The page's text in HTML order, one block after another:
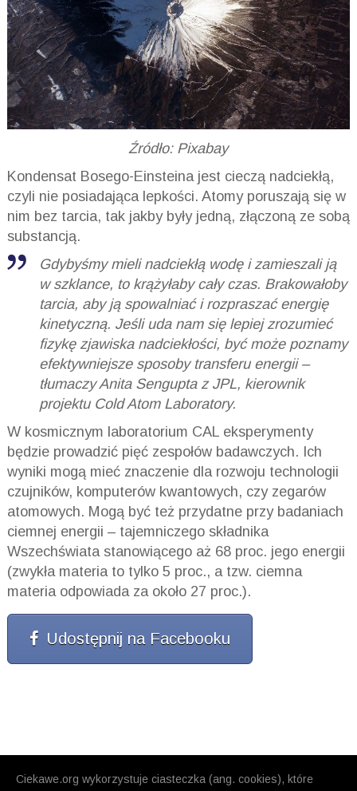
Ciekawe.org wykorzystuje ciasteczka (ang. cookies), które
Źródło: Pixabay
Kondensat Bosego-Einsteina jest cieczą nadciekłą,
czyli nie posiadająca lepkości. Atomy poruszają się w
nim bez tarcia, tak jakby były jedną, złączoną ze sobą
substancją.
Gdybyśmy mieli nadciekłą wodę i zamieszali ją
w szklance, to krążyłaby cały czas. Brakowałoby
tarcia, aby ją spowalniać i rozpraszać energię
kinetyczną. Jeśli uda nam się lepiej zrozumieć
fizykę zjawiska nadciekłości, być może poznamy
efektywniejsze sposoby transferu energii –
tłumaczy Anita Sengupta z JPL, kierownik
projektu Cold Atom Laboratory.
W kosmicznym laboratorium CAL eksperymenty
będzie prowadzić pięć zespołów badawczych. Ich
wyniki mogą mieć znaczenie dla rozwoju technologii
czujników, komputerów kwantowych, czy zegarów
atomowych. Mogą być też przydatne przy badaniach
ciemnej energii – tajemniczego składnika
Wszechświata stanowiącego aż 68 proc. jego energii
(zwykła materia to tylko 5 proc., a tzw. ciemna
materia odpowiada za około 27 proc.).
Udostępnij na Facebooku